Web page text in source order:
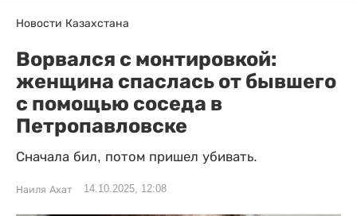
Новости Казахстана
Ворвался с монтировкой:
женщина спаслась от бывшего
с помощью соседа в
Петропавловске
Сначала бил, потом пришел убивать.
Наиля Ахат 14.10.2025, 12:08